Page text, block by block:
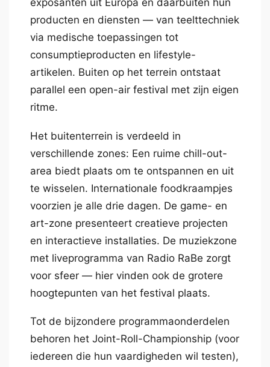
producten en diensten — van teelttechniek
via medische toepassingen tot
consumptieproducten en lifestyle-
artikelen. Buiten op het terrein ontstaat
parallel een open-air festival met zijn eigen
ritme.
Het buitenterrein is verdeeld in
verschillende zones: Een ruime chill-out-
area biedt plaats om te ontspannen en uit
te wisselen. Internationale foodkraampjes
voorzien je alle drie dagen. De game- en
art-zone presenteert creatieve projecten
en interactieve installaties. De muziekzone
met liveprogramma van Radio RaBe zorgt
voor sfeer — hier vinden ook de grotere
hoogtepunten van het festival plaats.
Tot de bijzondere programmaonderdelen
behoren het Joint-Roll-Championship (voor
iedereen die hun vaardigheden wil testen),